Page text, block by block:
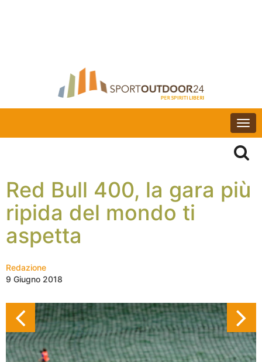
Red Bull 400, la gara più
ripida del mondo ti
aspetta
Redazione
9 Giugno 2018